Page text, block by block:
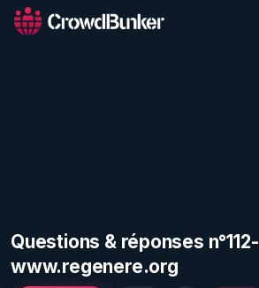
Questions & réponses n°112-
www.regenere.org